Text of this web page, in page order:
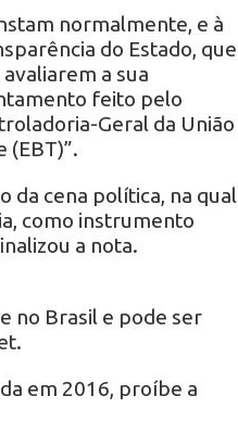
normalmente, e à
do Estado, que
a sua
feito pelo
Geral da União
(EBT)”.
da cena política, na qual
como instrumento
a nota.
no Brasil e pode ser
em 2016, proíbe a